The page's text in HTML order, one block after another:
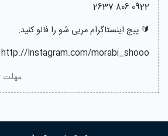
0922 806 2637
🔰 پیج اینستاگرام مربی شو را فالو کنید:
http://Instagram.com/morabi_shooo
مهلت